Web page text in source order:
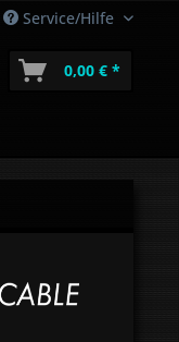
Service/Hilfe
0,00 € *